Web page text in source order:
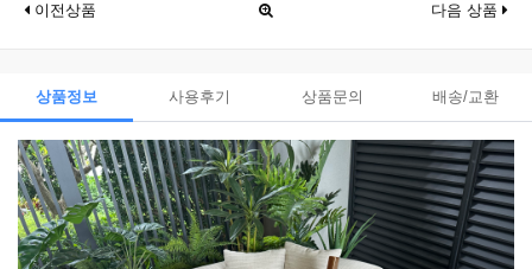
이전상품 다음 상품
상품정보 사용후기 상품문의 배송/교환